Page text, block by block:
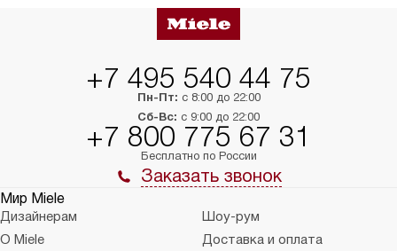
+7 495 540 44 75
Пн-Пт: с 8:00 до 22:00
Сб-Вс: с 9:00 до 22:00
+7 800 775 67 31
Бесплатно по России
Заказать звонок
Мир Miele
Дизайнерам
Шоу-рум
О Miele
Доставка и оплата